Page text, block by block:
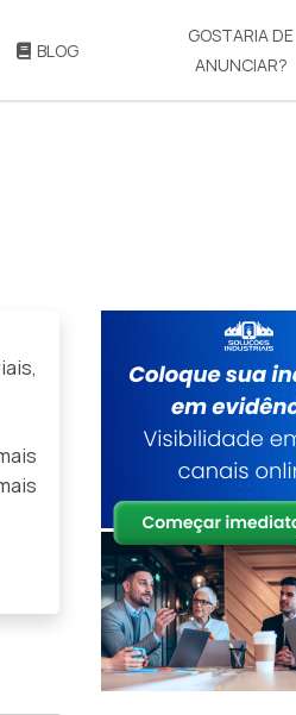
BLOG
GOSTARIA DE
ANUNCIAR?